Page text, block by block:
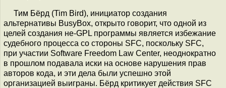
Тим Бёрд (Tim Bird), инициатор создания
альтернативы BusyBox, открыто говорит, что одной из
целей создания не-GPL программы является избежание
судебного процесса со стороны SFC, поскольку SFC,
при участии Software Freedom Law Center, неоднократно
в прошлом подавала иски на основе нарушения прав
авторов кода, и эти дела были успешно этой
организацией выиграны. Бёрд критикует действия SFC